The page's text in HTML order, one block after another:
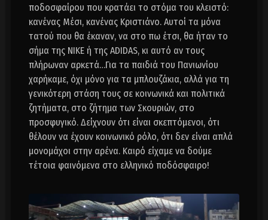
ποδοσφαίρου που κρατάει το στόμα του κλειστό:
κανένας Μέσι, κανένας Κριστιάνο. Αυτοί τα μόνα
τατού που θα έκαναν, να στο πω έτσι, θα ήταν το
σήμα της ΝΙΚΕ ή της ADIDAS, κι αυτό αν τους
πλήρωναν αρκετά…Για τα παιδιά του Πανιωνίου
χαρήκαμε, όχι μόνο για τα μπλουζάκια, αλλά για τη
γενικότερη στάση τους σε κοινωνικά και πολιτικά
ζητήματα, στο ζήτημα των Σκουριών, στο
προσφυγικό. Δείχνουν ότι είναι σκεπτόμενοι, ότι
θέλουν να έχουν κοινωνικό ρόλο, ότι δεν είναι απλά
μονομάχοι στην αρένα. Καιρό είχαμε να δούμε
τέτοια φαινόμενα στο ελληνικό ποδόσφαιρο!